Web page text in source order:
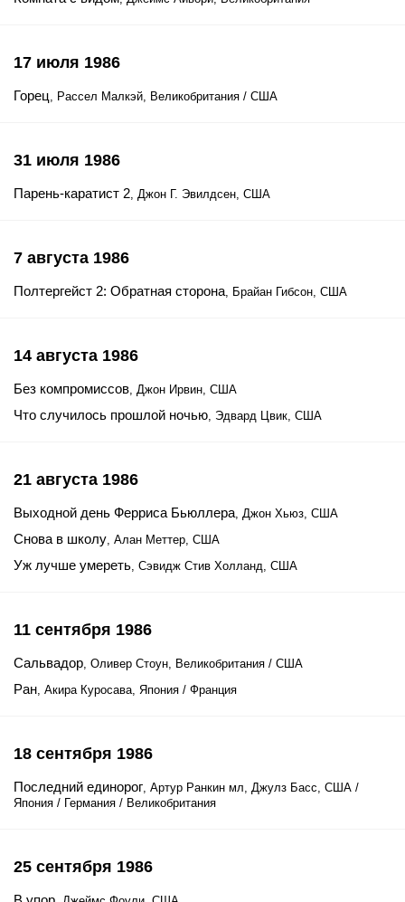
17 июля 1986
Горец, Рассел Малкэй, Великобритания / США
31 июля 1986
Парень-каратист 2, Джон Г. Эвилдсен, США
7 августа 1986
Полтергейст 2: Обратная сторона, Брайан Гибсон, США
14 августа 1986
Без компромиссов, Джон Ирвин, США
Что случилось прошлой ночью, Эдвард Цвик, США
21 августа 1986
Выходной день Ферриса Бьюллера, Джон Хьюз, США
Снова в школу, Алан Меттер, США
Уж лучше умереть, Сэвидж Стив Холланд, США
11 сентября 1986
Сальвадор, Оливер Стоун, Великобритания / США
Ран, Акира Куросава, Япония / Франция
18 сентября 1986
Последний единорог, Артур Ранкин мл, Джулз Басс, США /
Япония / Германия / Великобритания
25 сентября 1986